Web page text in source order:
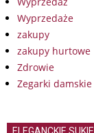
Wyprzedaże
zakupy
zakupy hurtowe
Zdrowie
Zegarki damskie